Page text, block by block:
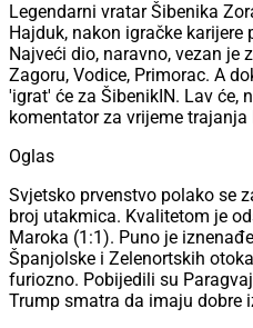
Legendarni vratar Šibenika
Hajduk, nakon igračke
Najveći dio, naravno, vezan je
Zagoru, Vodice, Primorac. A
'igrat' će za ŠibenikIN. Lav će,
komentator za vrijeme
Oglas
Svjetsko prvenstvo polako se
broj utakmica. Kvalitetom je
Maroka (1:1). Puno je
Španjolske i Zelenortskih
furiozno. Pobijedili su
Trump smatra da imaju dobre